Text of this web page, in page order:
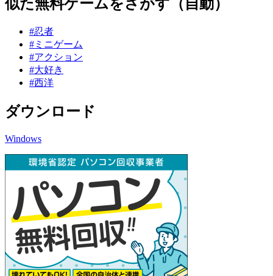
似た無料ゲームをさがす（自動）
#忍者
#ミニゲーム
#アクション
#大好き
#西洋
ダウンロード
Windows